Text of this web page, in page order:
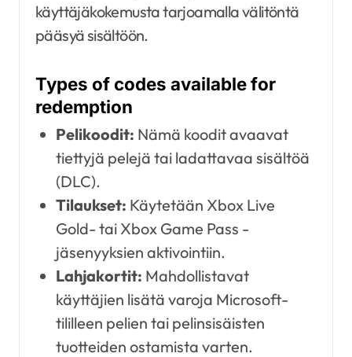
käyttäjäkokemusta tarjoamalla välitöntä
pääsyä sisältöön.
Types of codes available for
redemption
Pelikoodit: Nämä koodit avaavat
tiettyjä pelejä tai ladattavaa sisältöä
(DLC).
Tilaukset: Käytetään Xbox Live
Gold- tai Xbox Game Pass -
jäsenyyksien aktivointiin.
Lahjakortit: Mahdollistavat
käyttäjien lisätä varoja Microsoft-
tililleen pelien tai pelinsisäisten
tuotteiden ostamista varten.